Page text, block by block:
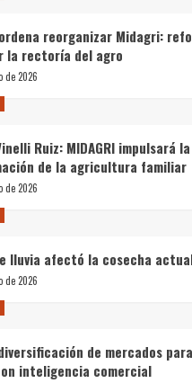
reorganizar Midagri:
la rectoría del agro
de 2026
Ruiz: MIDAGRI impulsará la
de la agricultura familiar
de 2026
lluvia afectó la cosecha
de 2026
de mercados
inteligencia comercial